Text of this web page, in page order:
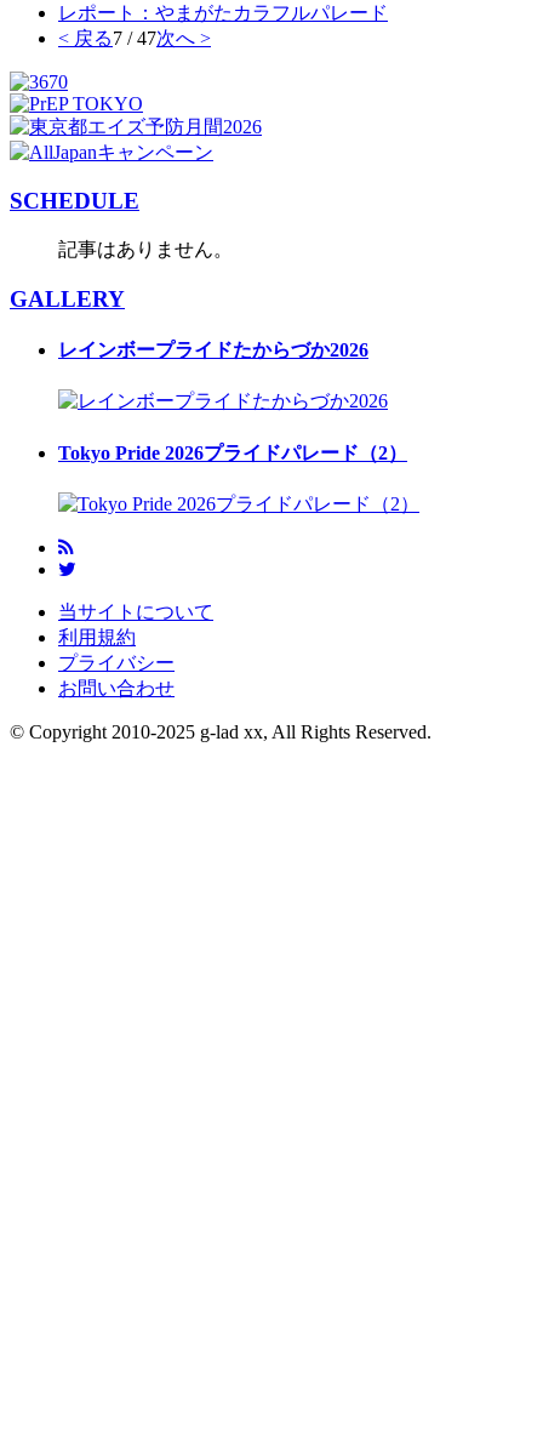
レポート：やまがたカラフルパレード
< 戻る7 / 47次へ >
SCHEDULE
記事はありません。
GALLERY
レインボープライドたからづか2026
Tokyo Pride 2026プライドパレード（2）
当サイトについて
利用規約
プライバシー
お問い合わせ
© Copyright 2010-2025 g-lad xx, All Rights Reserved.